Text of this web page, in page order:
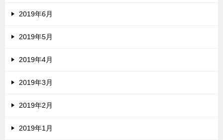
2019年6月
2019年5月
2019年4月
2019年3月
2019年2月
2019年1月